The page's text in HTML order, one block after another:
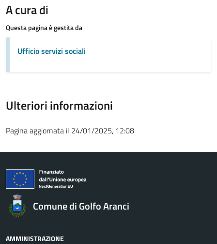
A cura di
Questa pagina è gestita da
Ufficio servizi sociali
Ulteriori informazioni
Pagina aggiornata il 24/01/2025, 12:08
Comune di Golfo Aranci
AMMINISTRAZIONE